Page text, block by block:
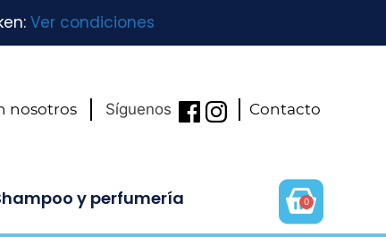
Ver condiciones
nosotros Síguenos Contacto
y perfumería 0